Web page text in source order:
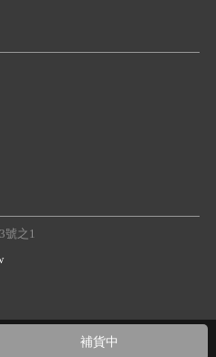
號之1
reserved.